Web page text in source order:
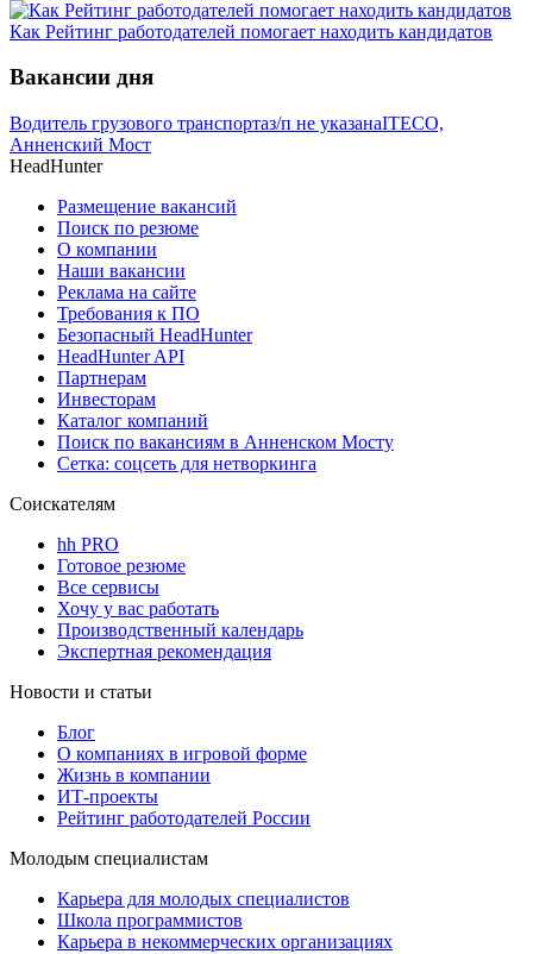
Как Рейтинг работодателей помогает находить кандидатов
Вакансии дня
Водитель грузового транспортаз/п не указанаITECO,
Анненский Мост
HeadHunter
Размещение вакансий
Поиск по резюме
О компании
Наши вакансии
Реклама на сайте
Требования к ПО
Безопасный HeadHunter
HeadHunter API
Партнерам
Инвесторам
Каталог компаний
Поиск по вакансиям в Анненском Мосту
Сетка: соцсеть для нетворкинга
Соискателям
hh PRO
Готовое резюме
Все сервисы
Хочу у вас работать
Производственный календарь
Экспертная рекомендация
Новости и статьи
Блог
О компаниях в игровой форме
Жизнь в компании
ИТ-проекты
Рейтинг работодателей России
Молодым специалистам
Карьера для молодых специалистов
Школа программистов
Карьера в некоммерческих организациях